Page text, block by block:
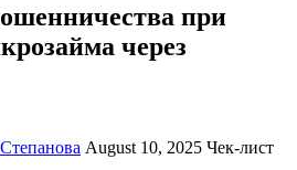
при
через
August 10, 2025 Чек-лист